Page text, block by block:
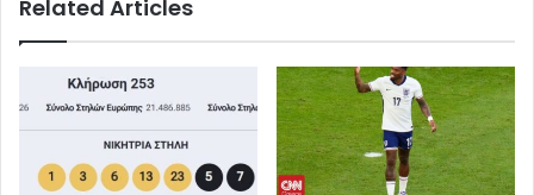
Related Articles